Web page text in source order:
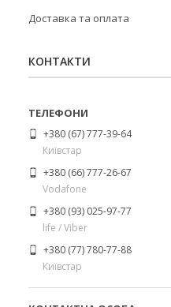
Доставка та оплата
КОНТАКТИ
+380 (67) 777-39-64
Київстар
+380 (66) 777-26-67
Vodafone
+380 (93) 025-97-77
life / Viber
+380 (77) 780-77-88
Київстар